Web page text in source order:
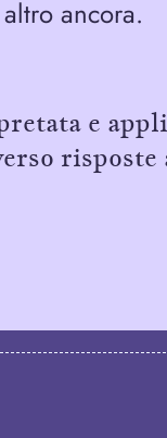
ancora.
e
risposte